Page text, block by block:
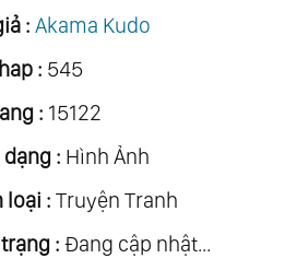
: Akama Kudo
: 545
: 15122
: Hình Ảnh
loại : Truyện Tranh
: Đang cập nhật...